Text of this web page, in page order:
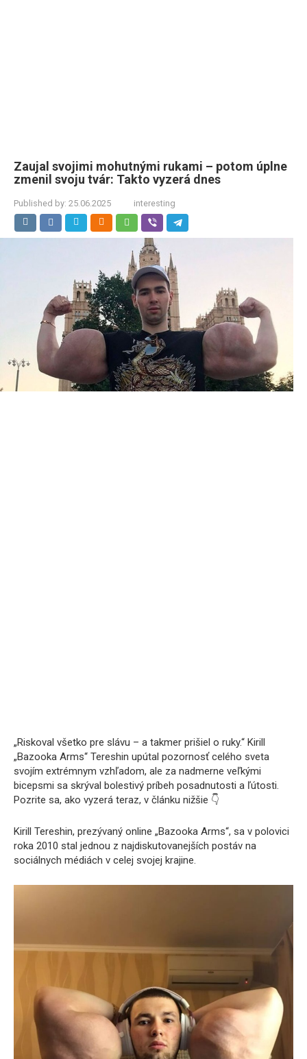
Zaujal svojimi mohutnými rukami – potom úplne
zmenil svoju tvár: Takto vyzerá dnes
Published by: 25.06.2025 interesting
„Riskoval všetko pre slávu – a takmer prišiel o ruky.“ Kirill
„Bazooka Arms“ Tereshin upútal pozornosť celého sveta
svojím extrémnym vzhľadom, ale za nadmerne veľkými
bicepsmi sa skrýval bolestivý príbeh posadnutosti a ľútosti.
Pozrite sa, ako vyzerá teraz, v článku nižšie 👇
Kirill Tereshin, prezývaný online „Bazooka Arms“, sa v polovici
roka 2010 stal jednou z najdiskutovanejších postáv na
sociálnych médiách v celej svojej krajine.